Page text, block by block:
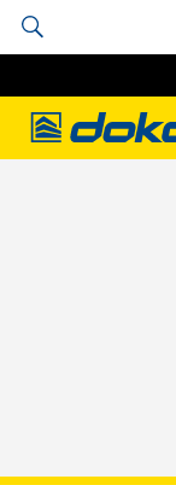
Doka
Doka Solutions